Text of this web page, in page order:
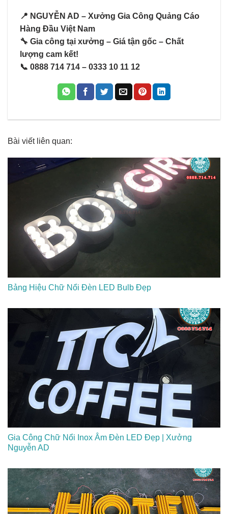
📍 NGUYỄN AD – Xưởng Gia Công Quảng Cáo
Hàng Đầu Việt Nam
🔧 Gia công tại xưởng – Giá tận gốc – Chất
lượng cam kết!
📞 0888 714 714 – 0333 10 11 12
Bài viết liên quan:
Bảng Hiệu Chữ Nổi Đèn LED Bulb Đẹp
Gia Công Chữ Nổi Inox Âm Đèn LED Đẹp | Xưởng
Nguyễn AD